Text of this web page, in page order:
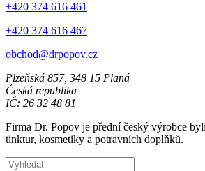
+420 374 616 461
+420 374 616 467
obchod@drpopov.cz
Plzeňská 857, 348 15 Planá
Česká republika
IČ: 26 32 48 81
Firma Dr. Popov je přední český výrobce
tinktur, kosmetiky a potravních doplňků.